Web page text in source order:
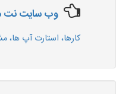
وب سایت نت
کارها، استارت آپ ها،